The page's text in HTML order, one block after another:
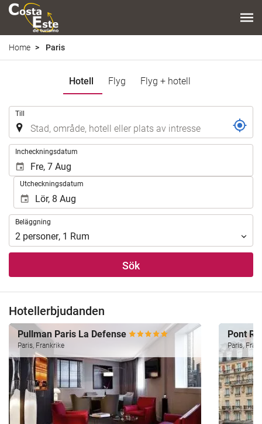
Home Paris
Hotell Flyg Flyg + hotell
Till
Incheckningsdatum
Utcheckningsdatum
Beläggning
Beläggning
2 personer, 1 Rum
Sök
Hotellerbjudanden
Pullman Paris La Defense
Paris, Frankrike
Pont
Paris,